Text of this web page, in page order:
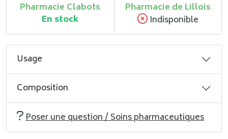
Pharmacie Clabots
En stock
Pharmacie de Lillois
Indisponible
Usage
Composition
Poser une question / Soins pharmaceutiques